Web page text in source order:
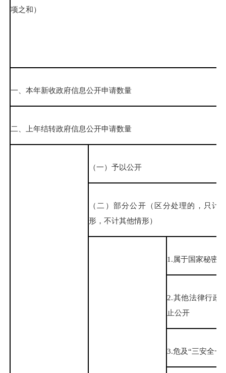
项之和）
一、本年新收政府信息公开申请数量
二、上年结转政府信息公开申请数量
（一）予以公开
（二）部分公开（区分处理的，只计
形，不计其他情形）
1.属于国家秘密
2.其他法律行政
止公开
3.危及“三安全一